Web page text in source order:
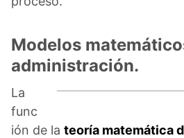
Modelos
administración.
La
func
ión de la teoría matemática